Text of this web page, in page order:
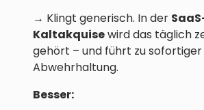
→ Klingt generisch. In der
Kaltakquisewird das täglich
gehört – und führt zu sofortiger
Abwehrhaltung.
Besser: